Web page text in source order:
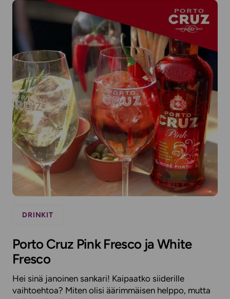
DRINKIT
Porto Cruz Pink Fresco ja White
Fresco
Hei sinä janoinen sankari! Kaipaatko siiderille
vaihtoehtoa? Miten olisi äärimmäisen helppo, mutta